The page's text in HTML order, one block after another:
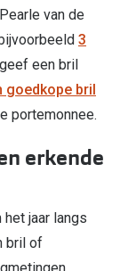
van de
3
een bril
goedkope bril
portemonnee.
erkende
jaar langs
bril of